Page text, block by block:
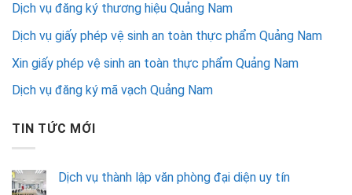
Dịch vụ đăng ký thương hiệu Quảng Nam
Dịch vụ giấy phép vệ sinh an toàn thực phẩm Quảng Nam
Xin giấy phép vệ sinh an toàn thực phẩm Quảng Nam
Dịch vụ đăng ký mã vạch Quảng Nam
TIN TỨC MỚI
Dịch vụ thành lập văn phòng đại diện uy tín